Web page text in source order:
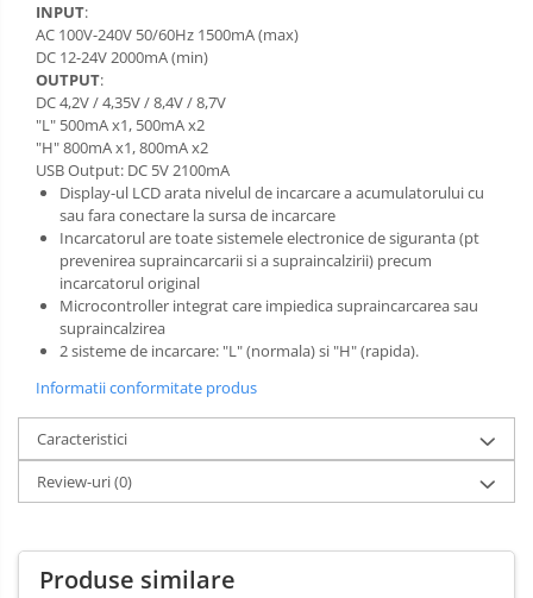
INPUT:
AC 100V-240V 50/60Hz 1500mA (max)
DC 12-24V 2000mA (min)
OUTPUT:
DC 4,2V / 4,35V / 8,4V / 8,7V
"L" 500mA x1, 500mA x2
"H" 800mA x1, 800mA x2
USB Output: DC 5V 2100mA
Display-ul LCD arata nivelul de incarcare a acumulatorului cu
sau fara conectare la sursa de incarcare
Incarcatorul are toate sistemele electronice de siguranta (pt
prevenirea supraincarcarii si a supraincalzirii) precum
incarcatorul original
Microcontroller integrat care impiedica supraincarcarea sau
supraincalzirea
2 sisteme de incarcare: "L" (normala) si "H" (rapida).
Informatii conformitate produs
Caracteristici
Review-uri(0)
Produse similare